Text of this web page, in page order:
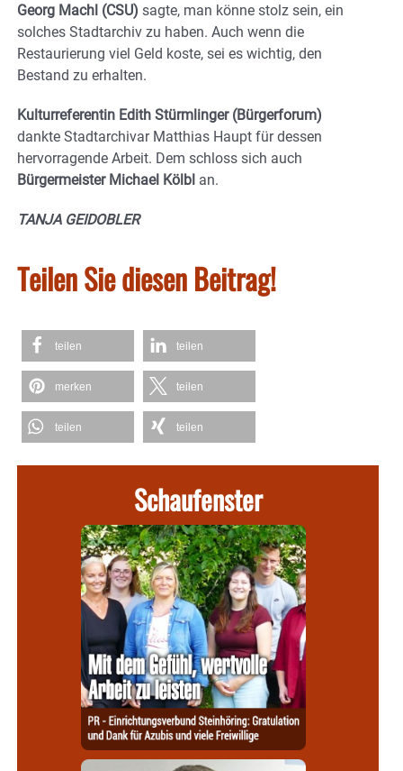
Georg Machl (CSU) sagte, man könne stolz sein, ein
solches Stadtarchiv zu haben. Auch wenn die
Restaurierung viel Geld koste, sei es wichtig, den
Bestand zu erhalten.
Kulturreferentin Edith Stürmlinger (Bürgerforum)
dankte Stadtarchivar Matthias Haupt für dessen
hervorragende Arbeit. Dem schloss sich auch
Bürgermeister Michael Kölbl an.
TANJA GEIDOBLER
Teilen Sie diesen Beitrag!
teilen teilen
merken teilen
teilen teilen
Schaufenster